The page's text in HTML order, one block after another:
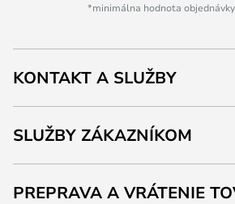
*minimálna hodnota
KONTAKT A SLUŽBY
SLUŽBY ZÁKAZNÍKOM
PREPRAVA A VRÁTENIE